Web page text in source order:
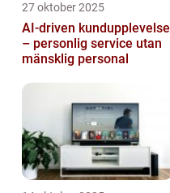
27 oktober 2025
AI-driven kundupplevelse
– personlig service utan
mänsklig personal